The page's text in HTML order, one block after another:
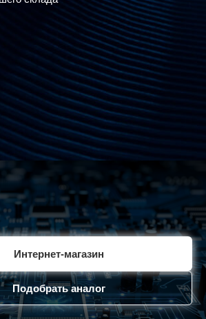
Интернет-магазин
Подобрать аналог